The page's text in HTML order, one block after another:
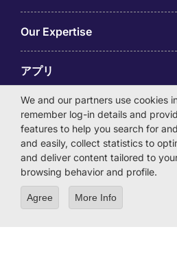
Our Expertise
アプリ
Employer Centre
© Michael Page International
Number 0104-01-043253
We and our partners use cookies
remember log-in details and
features to help you search for
and easily, collect statistics to
and deliver content tailored to
browsing behavior and profile.
Agree More Info